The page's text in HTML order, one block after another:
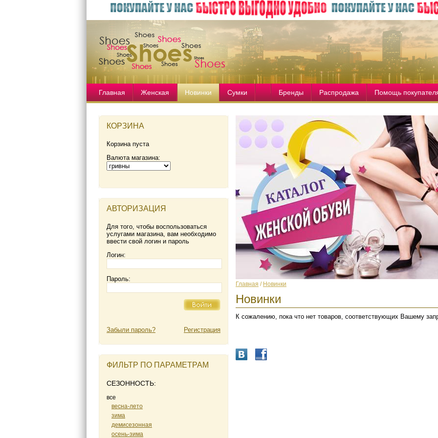
Главная Женская Новинки Сумки Бренды Распродажа Помощь
КОРЗИНА
Корзина пуста
Валюта магазина:
АВТОРИЗАЦИЯ
Для того, чтобы воспользоваться
услугами магазина, вам необходимо
ввести свой логин и пароль
Логин:
Пароль:
Забыли пароль? Регистрация
ФИЛЬТР ПО ПАРАМЕТРАМ
СЕЗОННОСТЬ:
все
весна-лето
зима
демисезонная
осень-зима
Главная / Новинки
Новинки
К сожалению, пока что нет товаров, соответствующих Вашему